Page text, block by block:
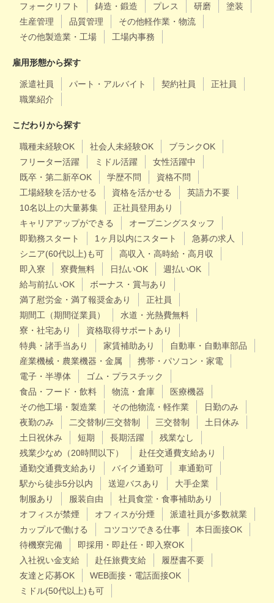
フォークリフト
鋳造・鍛造 プレス 研磨
塗装
生産管理
品質管理
その他軽作業・物流
その他製造業・工場
工場内事務
雇用形態から探す
派遣社員 パート・アルバイト 契約社員
正社員
職業紹介
こだわりから探す
職種未経験OK 社会人未経験OK
ブランクOK
フリーター活躍
ミドル活躍
女性活躍中
既卒・第二新卒OK
学歴不問
資格不問
工場経験を活かせる
資格を活かせる
英語力不要
10名以上の大量募集
正社員登用あり
キャリアアップができる
オープニングスタッフ
即勤務スタート
1ヶ月以内にスタート
急募の求人
シニア(60代以上)も可
高収入・高時給・高月収
即入寮
寮費無料 日払いOK
週払いOK
給与前払いOK
ボーナス・賞与あり
満了慰労金・満了報奨金あり
正社員
期間工（期間従業員）
水道・光熱費無料
寮・社宅あり
資格取得サポートあり
特典・諸手当あり
家賃補助あり
自動車・自動車部品
産業機械・農業機器・金属
携帯・パソコン・家電
電子・半導体
ゴム・プラスチック
食品・フード・飲料
物流・倉庫
医療機器
その他工場・製造業
その他物流・軽作業
日勤のみ
夜勤のみ
二交替制/三交替制 三交替制
土日休み
土日祝休み
短期 長期活躍
残業なし
残業少なめ（20時間以下）
赴任交通費支給あり
通勤交通費支給あり
バイク通勤可
車通勤可
駅から徒歩5分以内
送迎バスあり
大手企業
制服あり
服装自由
社員食堂・食事補助あり
オフィスが禁煙
オフィスが分煙
派遣社員が多数就業
カップルで働ける
コツコツできる仕事
本日面接OK
待機寮完備
即採用・即赴任・即入寮OK
入社祝い金支給
赴任旅費支給
履歴書不要
友達と応募OK
WEB面接・電話面接OK
ミドル(50代以上)も可